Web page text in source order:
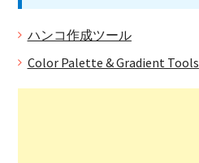
ハンコ作成ツール
Color Palette & Gradient Tools